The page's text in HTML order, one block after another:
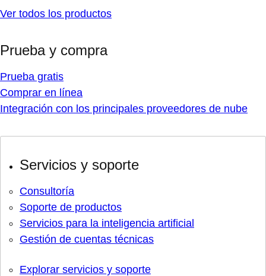
Ver todos los productos
Prueba y compra
Prueba gratis
Comprar en línea
Integración con los principales proveedores de nube
Servicios y soporte
Consultoría
Soporte de productos
Servicios para la inteligencia artificial
Gestión de cuentas técnicas
Explorar servicios y soporte